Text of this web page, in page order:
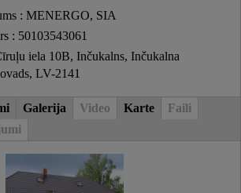
: MENERGO, SIA
: 50103543061
iela 10B, Inčukalns, Inčukalna
LV-2141
Galerija Video Karte
Faili